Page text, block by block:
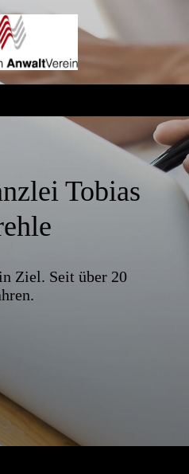
Tobias
Ziel. Seit über 20